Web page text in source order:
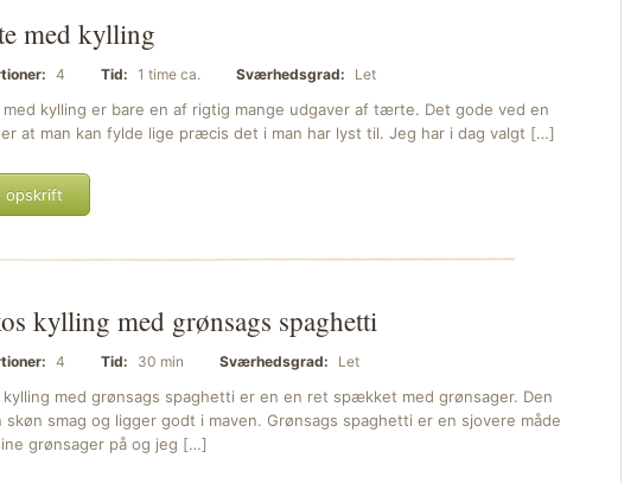
med kylling
4 Tid: 1 time ca. Sværhedsgrad: Let
kylling er bare en af rigtig mange udgaver af tærte. Det gode ved en
at man kan fylde lige præcis det i man har lyst til. Jeg har i dag valgt […]
opskrift
kylling med grønsags spaghetti
4 Tid: 30 min Sværhedsgrad: Let
kylling med grønsags spaghetti er en en ret spækket med grønsager. Den
skøn smag og ligger godt i maven. Grønsags spaghetti er en sjovere måde
grønsager på og jeg […]